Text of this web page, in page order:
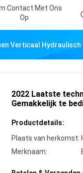
Contact Met Ons
Op
Verticaal Hydraulisch
2022 Laatste
Gemakkelijk te
Productdetails:
Plaats van herkomst:
Merknaam: